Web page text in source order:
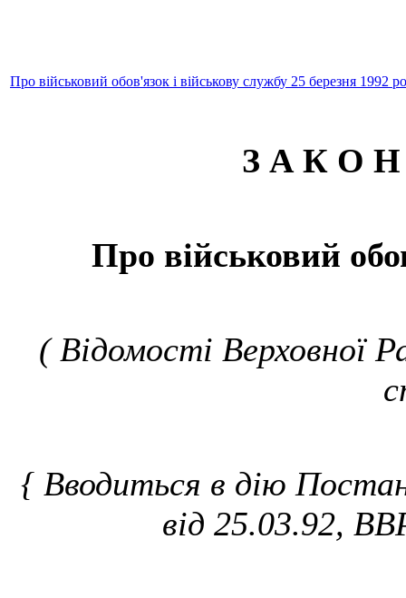
Про військовий обов'язок і військову службу 25 березня 1992
З А К О
Про військовий
( Відомості Верховної
{ Вводиться в дію
від 25.03.92,